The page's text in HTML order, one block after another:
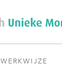
WERKWIJZE